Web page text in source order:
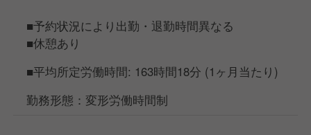
■予約状況により出勤・退勤時間異なる
■休憩あり
■平均所定労働時間: 163時間18分 (1ヶ月当たり)
勤務形態：変形労働時間制